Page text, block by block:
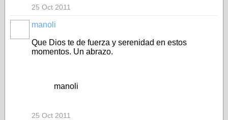
25 Oct 2011
manoli
Que Dios te de fuerza y serenidad en estos
momentos. Un abrazo.
manoli
25 Oct 2011